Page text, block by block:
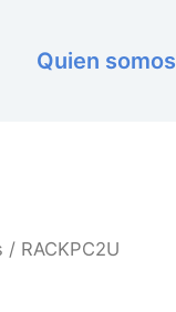
Quien somos
/ RACKPC2U